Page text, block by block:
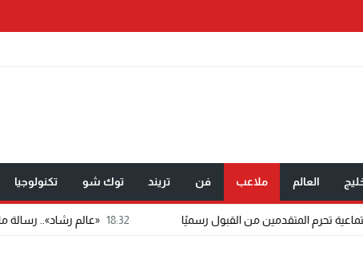
العالم ملاعب فن تريند توك شو تكنولوجيا
18:32 «عالم رشاد».. رسالة ماجستير تتحول إلى